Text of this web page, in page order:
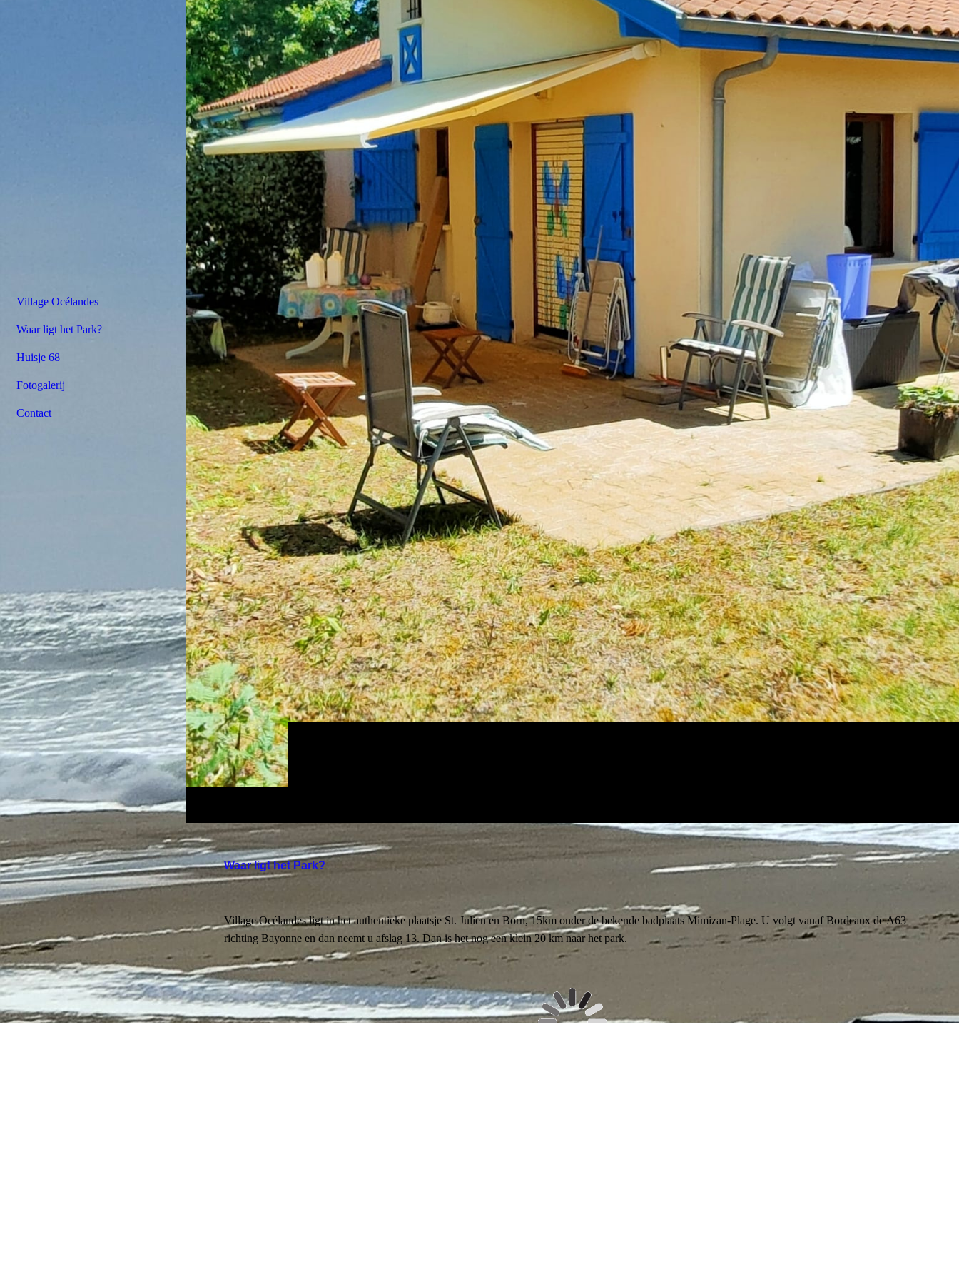
Waar ligt het Park?
Village Océlandes ligt in het authentieke plaatsje St. Julien en Born, 15km onder de bekende badplaats Mimizan-Plage. U volgt vanaf Bordeaux de A63
richting Bayonne en dan neemt u afslag 13. Dan is het nog een klein 20 km naar het park.
Village Océlandes
Waar ligt het Park?
Huisje 68
Fotogalerij
Contact